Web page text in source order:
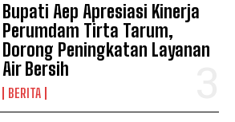
News Week
Magazine PRO
Bupati Aep Apresiasi Kinerja
Perumdam Tirta Tarum,
Dorong Peningkatan Layanan
Air Bersih
BERITA